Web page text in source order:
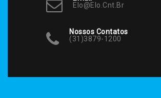
Elo@elo.cnt.br
Nossos Contatos
(31)3879-1200